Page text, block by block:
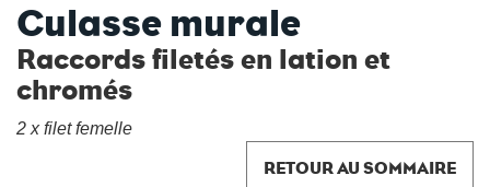
Culasse murale
Raccords filetés en lation et
chromés
2 x filet femelle
RETOUR AU SOMMAIRE